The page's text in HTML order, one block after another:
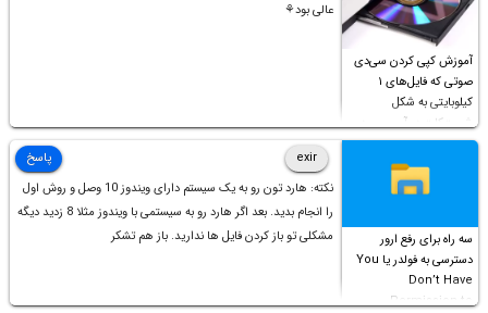
آموزش کپی کردن سی‌دی
صوتی که فایل‌های ۱
کیلوبایتی به شکل
شورت‌کات در آن موجود
است!
عالی بود⚘
سه راه برای رفع ارور
دسترسی به فولدر یا You
Don’t Have
Permission to
exir
نکته: هارد تون رو به یک سیستم دارای ویندوز 10 وصل و روش اول
را انجام بدید. بعد اگر هارد رو به سیستمی با ویندوز مثلا 8 زدید دیگه
مشکلی تو باز کردن فایل ها ندارید. باز هم تشکر
پاسخ